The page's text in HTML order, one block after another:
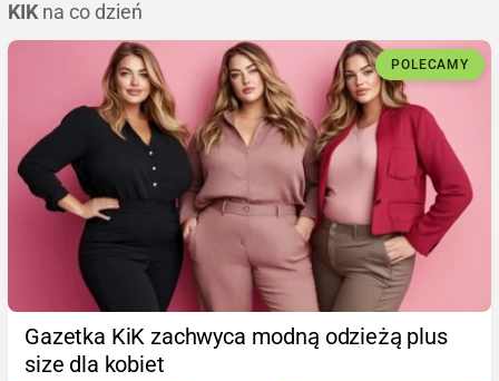
KIKna co dzień
POLECAMY
Gazetka KiK zachwyca modną odzieżą plus
size dla kobiet